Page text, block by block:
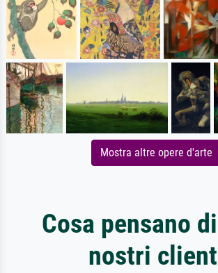
Mostra altre opere d'arte
Cosa pensano
nostri